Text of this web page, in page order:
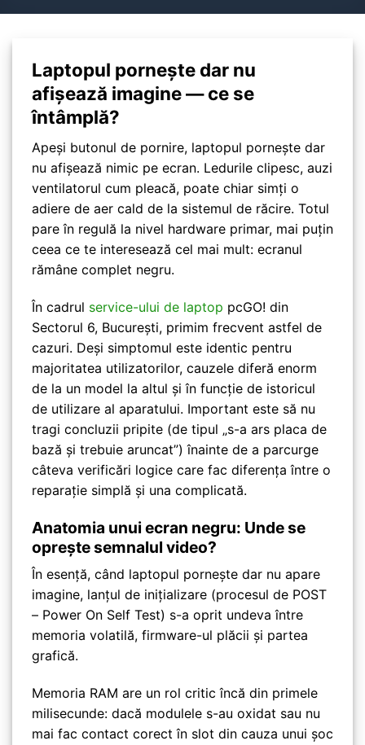
Laptopul pornește dar nu
afișează imagine — ce se
întâmplă?
Apeși butonul de pornire, laptopul pornește dar
nu afișează nimic pe ecran. Ledurile clipesc, auzi
ventilatorul cum pleacă, poate chiar simți o
adiere de aer cald de la sistemul de răcire. Totul
pare în regulă la nivel hardware primar, mai puțin
ceea ce te interesează cel mai mult: ecranul
rămâne complet negru.
În cadrul service-ului de laptop pcGO! din
Sectorul 6, București, primim frecvent astfel de
cazuri. Deși simptomul este identic pentru
majoritatea utilizatorilor, cauzele diferă enorm
de la un model la altul și în funcție de istoricul
de utilizare al aparatului. Important este să nu
tragi concluzii pripite (de tipul „s-a ars placa de
bază și trebuie aruncat”) înainte de a parcurge
câteva verificări logice care fac diferența între o
reparație simplă și una complicată.
Anatomia unui ecran negru: Unde se
oprește semnalul video?
În esență, când laptopul pornește dar nu apare
imagine, lanțul de inițializare (procesul de POST
– Power On Self Test) s-a oprit undeva între
memoria volatilă, firmware-ul plăcii și partea
grafică.
Memoria RAM are un rol critic încă din primele
milisecunde: dacă modulele s-au oxidat sau nu
mai fac contact corect în slot din cauza unui șoc